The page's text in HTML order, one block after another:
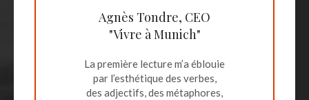
Agnès Tondre, CEO
"Vivre à Munich"
La première lecture m’a éblouie
par l’esthétique des verbes,
des adjectifs, des métaphores,